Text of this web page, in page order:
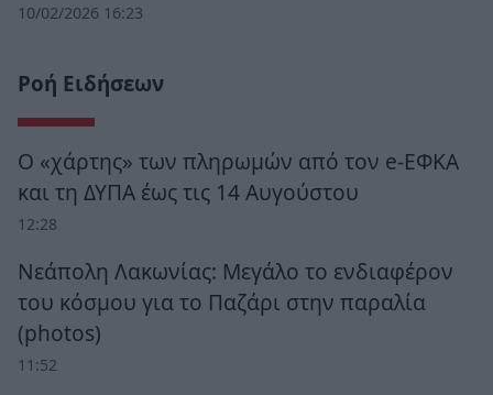
10/02/2026 16:23
Ροή Ειδήσεων
Ο «χάρτης» των πληρωμών από τον e-ΕΦΚΑ
και τη ΔΥΠΑ έως τις 14 Αυγούστου
12:28
Νεάπολη Λακωνίας: Μεγάλο το ενδιαφέρον
του κόσμου για το Παζάρι στην παραλία
(photos)
11:52